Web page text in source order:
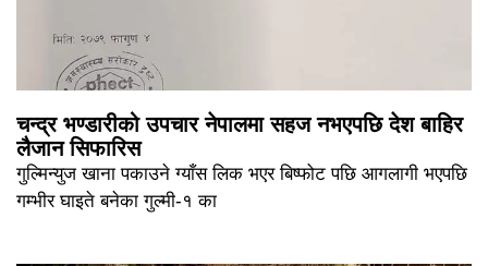
चन्द्र भण्डारीको उपचार नेपालमा सहज नभएपछि देश बाहिर
लैजान सिफारिस
गुल्मिन्युज खाना पकाउने ग्याँस लिक भएर बिष्फोट पछि आगलागी भएपछि
गम्भीर घाइते बनेका गुल्मी-१ का